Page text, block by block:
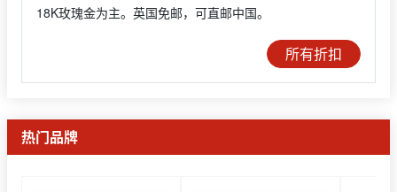
18K玫瑰金为主。英国免邮，可直邮中国。
所有折扣
热门品牌